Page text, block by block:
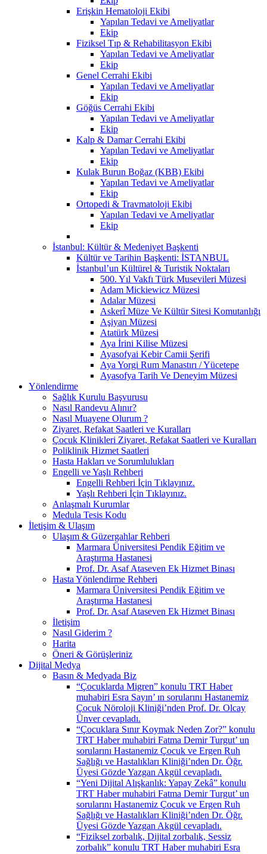
Erişkin Hematoloji Ekibi
Yapılan Tedavi ve Ameliyatlar
Ekip
Fiziksel Tıp & Rehabilitasyon Ekibi
Yapılan Tedavi ve Ameliyatlar
Ekip
Genel Cerrahi Ekibi
Yapılan Tedavi ve Ameliyatlar
Ekip
Göğüs Cerrahi Ekibi
Yapılan Tedavi ve Ameliyatlar
Ekip
Kalp & Damar Cerrahi Ekibi
Yapılan Tedavi ve Ameliyatlar
Ekip
Kulak Burun Boğaz (KBB) Ekibi
Yapılan Tedavi ve Ameliyatlar
Ekip
Ortopedi & Travmatoloji Ekibi
Yapılan Tedavi ve Ameliyatlar
Ekip
İstanbul: Kültür & Medeniyet Başkenti
Kültür ve Tarihin Başkenti: İSTANBUL
İstanbul’un Kültürel & Turistik Noktaları
500. Yıl Vakfı Türk Musevileri Müzesi
Adam Mickiewicz Müzesi
Adalar Müzesi
Askerî Müze Ve Kültür Sitesi Komutanlığı
Aşiyan Müzesi
Atatürk Müzesi
Aya İrini Kilise Müzesi
Ayasofyai Kebir Camii Şerifi
Aya Yorgi Rum Manastırı / Yücetepe
Ayasofya Tarih Ve Deneyim Müzesi
Yönlendirme
Sağlık Kurulu Başvurusu
Nasıl Randevu Alınır?
Nasıl Muayene Olurum ?
Ziyaret, Refakat Saatleri ve Kuralları
Çocuk Klinikleri Ziyaret, Refakat Saatleri ve Kuralları
Poliklinik Hizmet Saatleri
Hasta Hakları ve Sorumlulukları
Engelli ve Yaşlı Rehberi
Engelli Rehberi İçin Tıklayınız.
Yaşlı Rehberi İçin Tıklayınız.
Anlaşmalı Kurumlar
Medula Tesis Kodu
İletişim & Ulaşım
Ulaşım & Güzergahlar Rehberi
Marmara Üniversitesi Pendik Eğitim ve
Araştırma Hastanesi
Prof. Dr. Asaf Ataseven Ek Hizmet Binası
Hasta Yönlendirme Rehberi
Marmara Üniversitesi Pendik Eğitim ve
Araştırma Hastanesi
Prof. Dr. Asaf Ataseven Ek Hizmet Binası
İletişim
Nasıl Giderim ?
Harita
Öneri & Görüşleriniz
Dijital Medya
Basın & Medyada Biz
“Çocuklarda Migren” konulu TRT Haber
muhabiri Esra Sayın’ ın sorularını Hastanemiz
Çocuk Nöroloji Kliniği’nden Prof. Dr. Olcay
Ünver cevapladı.
“Çocuklara Sınır Koymak Neden Zor?” konulu
TRT Haber muhabiri Fatma Demir Turgut’ un
sorularını Hastanemiz Çocuk ve Ergen Ruh
Sağlığı ve Hastalıkları Kliniği’nden Dr. Öğr.
Üyesi Gözde Yazgan Akgül cevapladı.
“Yeni Dijital Alışkanlık: Yapay Zekâ” konulu
TRT Haber muhabiri Fatma Demir Turgut’ un
sorularını Hastanemiz Çocuk ve Ergen Ruh
Sağlığı ve Hastalıkları Kliniği’nden Dr. Öğr.
Üyesi Gözde Yazgan Akgül cevapladı.
“Fiziksel zorbalık, Dijital zorbalık, Sessiz
zorbalık” konulu TRT Haber muhabiri Esra